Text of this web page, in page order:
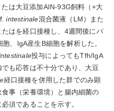
は⼤⾖添加AIN-93G飼料（+⼤
intestinale混合菌液（LM）また
はを経⼝接種し、4週間後にパ
、IgA産⽣B細胞を解析した。
投与によってもTfh/IgA
も応答は不十分であり、⼤⾖
経⼝接種を併⽤した群でのみ顕
事（栄養環境）と腸内細菌の
須であることを示す。